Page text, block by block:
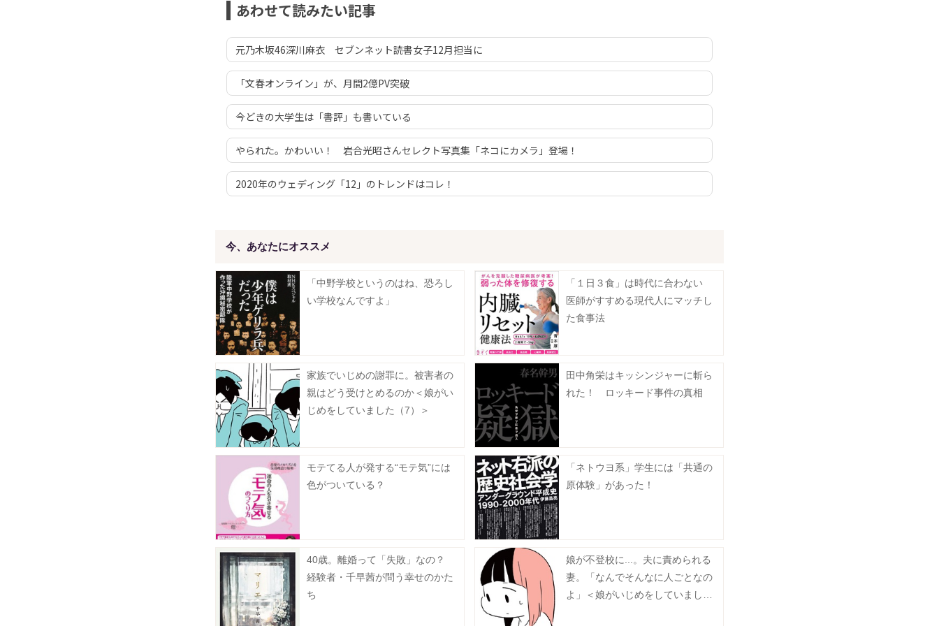
あわせて読みたい記事
元乃木坂46深川麻衣 セブンネット読書女子12月担当に
「文春オンライン」が、月間2億PV突破
今どきの大学生は「書評」も書いている
やられた。かわいい！ 岩合光昭さんセレクト写真集「ネコにカメラ」登場！
2020年のウェディング「12」のトレンドはコレ！
今、あなたにオススメ
「中野学校というのはね、恐ろし
い学校なんですよ」
「１日３食」は時代に合わない
医師がすすめる現代人にマッチし
た食事法
家族でいじめの謝罪に。被害者の
親はどう受けとめるのか＜娘がい
じめをしていました（7）＞
田中角栄はキッシンジャーに斬ら
れた！ ロッキード事件の真相
モテてる人が発する“モテ気”には
色がついている？
「ネトウヨ系」学生には「共通の
原体験」があった！
40歳。離婚って「失敗」なの？
経験者・千早茜が問う幸せのかた
ち
娘が不登校に...。夫に責められる
妻。「なんでそんなに人ごとなの
よ」＜娘がいじめをしていました